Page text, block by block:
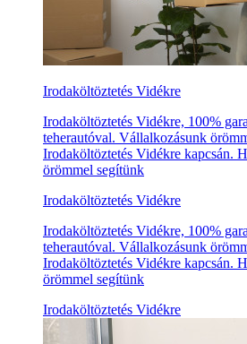
Irodaköltöztetés Vidékre
Irodaköltöztetés Vidékre, 100%
teherautóval. Vállalkozásunk
Irodaköltöztetés Vidékre kapcsán.
örömmel segítünk
Irodaköltöztetés Vidékre
Irodaköltöztetés Vidékre, 100%
teherautóval. Vállalkozásunk
Irodaköltöztetés Vidékre kapcsán.
örömmel segítünk
Irodaköltöztetés Vidékre